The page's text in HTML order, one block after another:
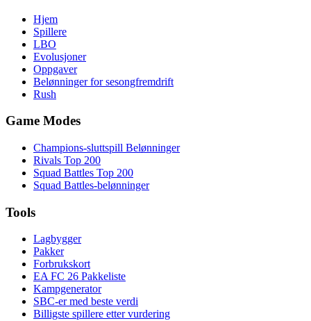
Hjem
Spillere
LBO
Evolusjoner
Oppgaver
Belønninger for sesongfremdrift
Rush
Game Modes
Champions-sluttspill Belønninger
Rivals Top 200
Squad Battles Top 200
Squad Battles-belønninger
Tools
Lagbygger
Pakker
Forbrukskort
EA FC 26 Pakkeliste
Kampgenerator
SBC-er med beste verdi
Billigste spillere etter vurdering